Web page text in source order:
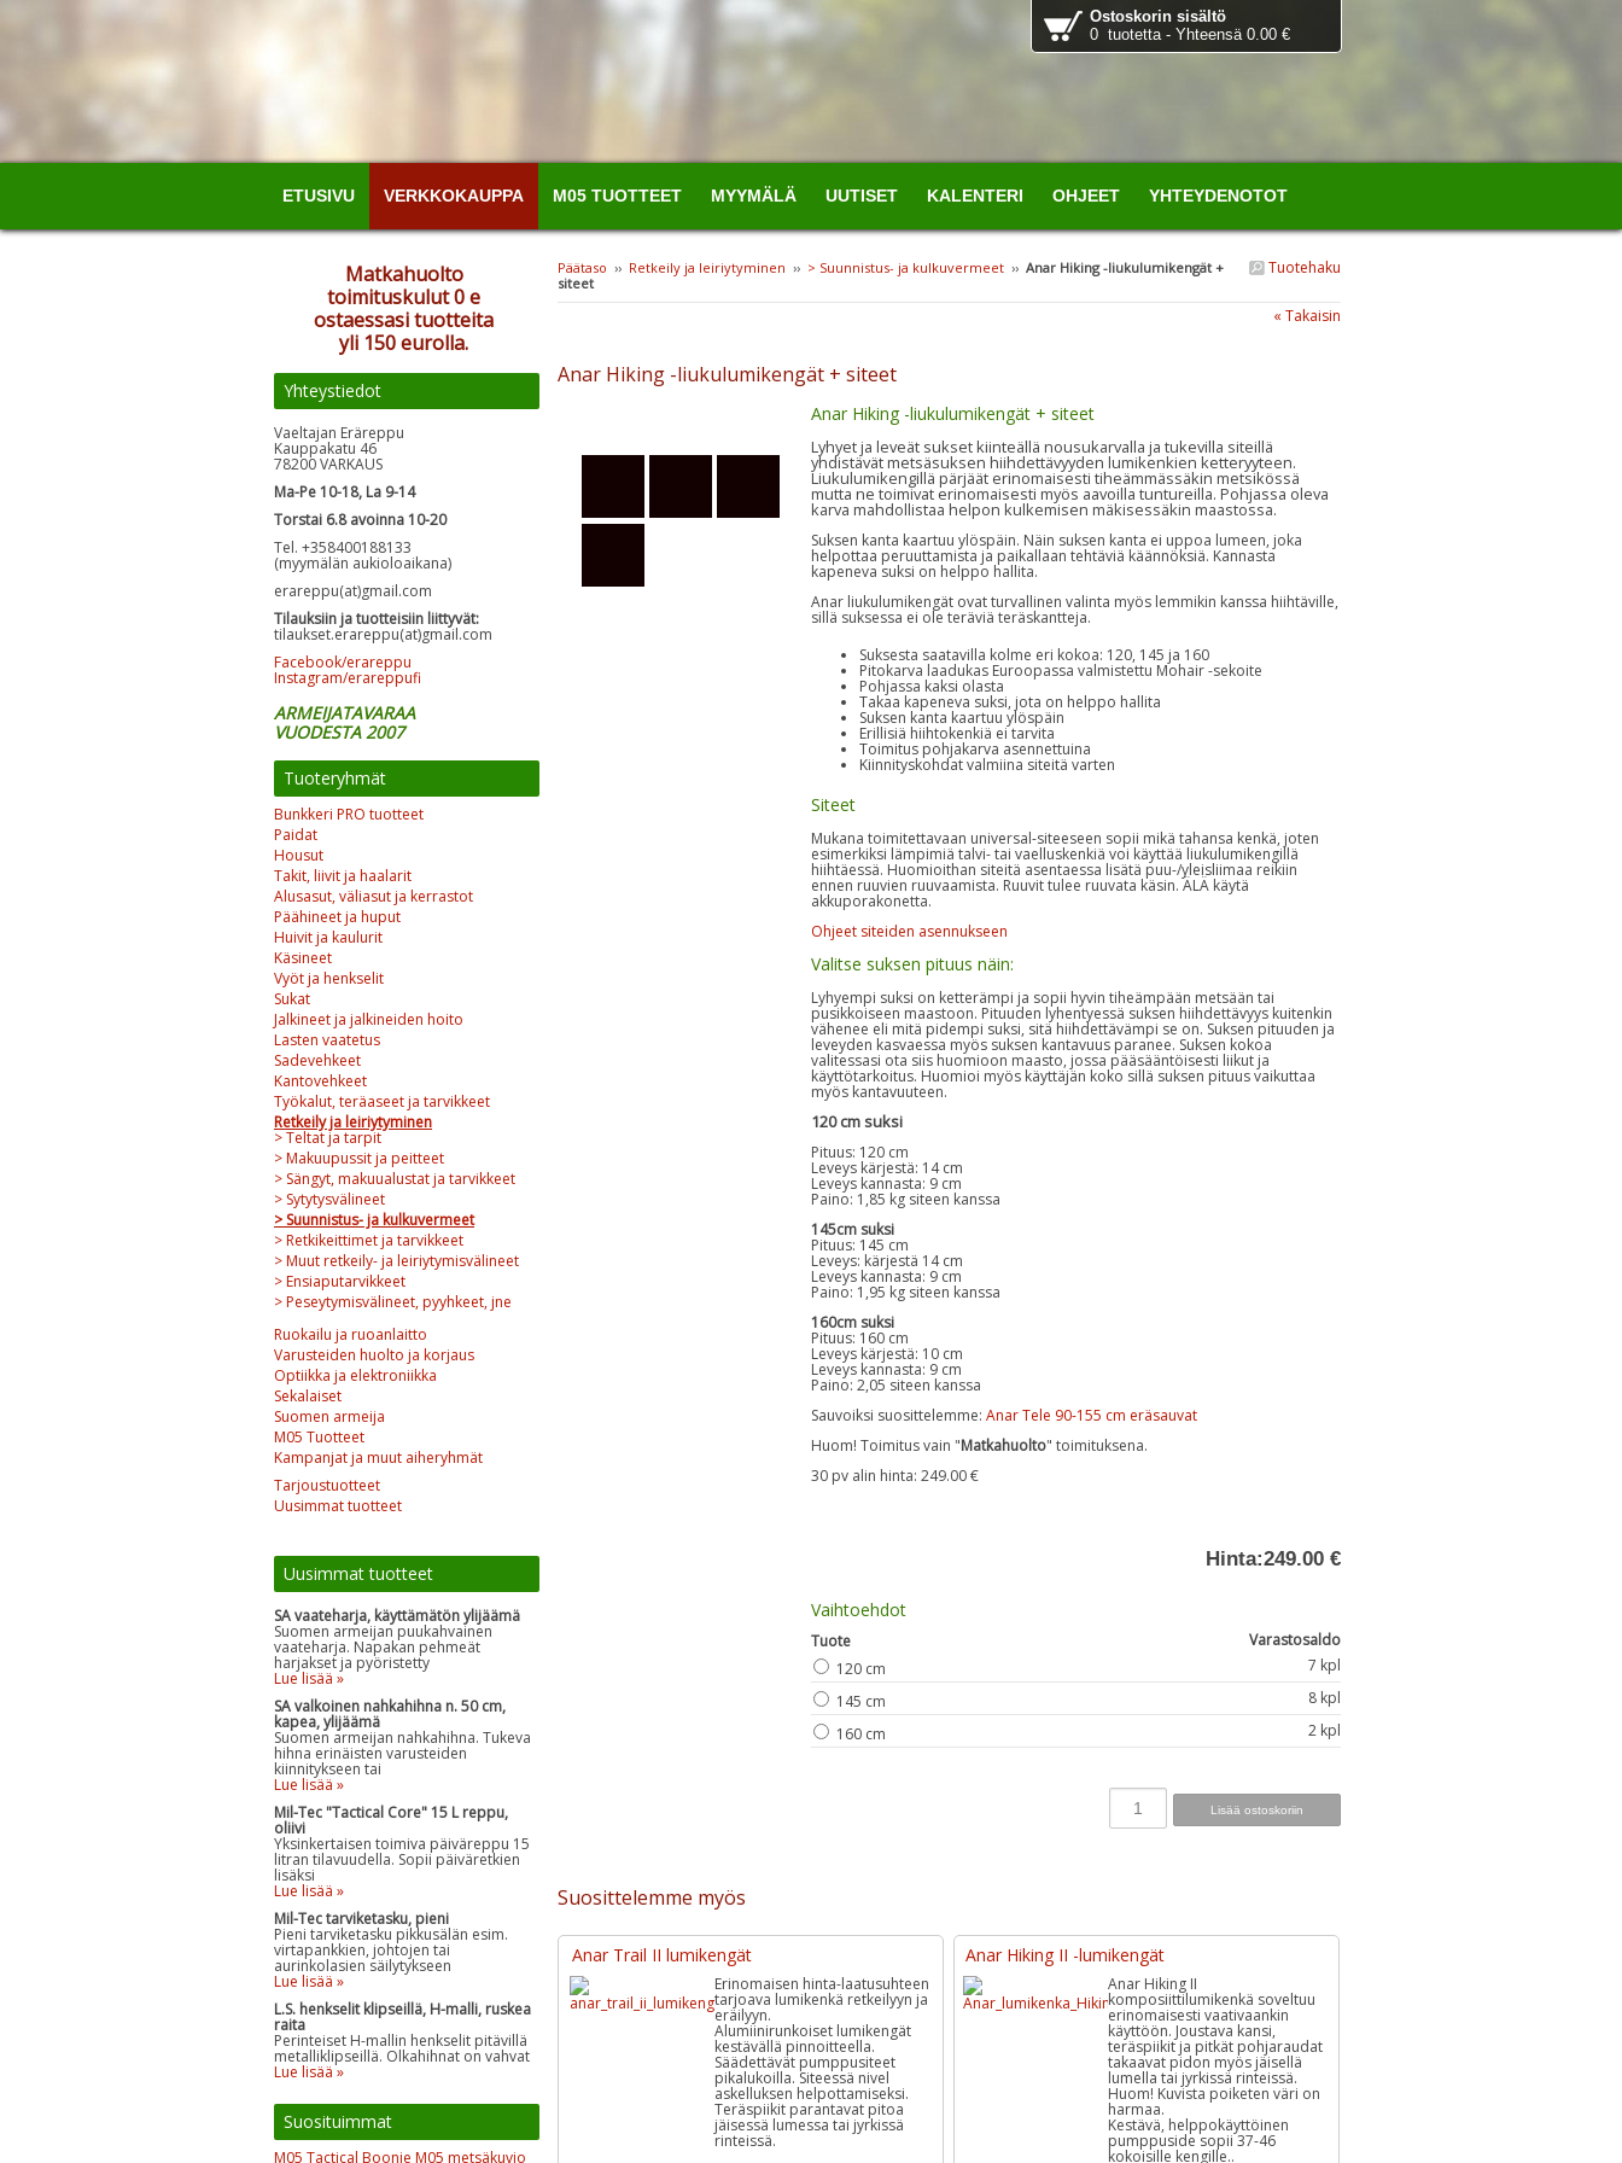
Ostoskorin sisältö
0 tuotetta - Yhteensä 0.00 €
ETUSIVU VERKKOKAUPPA M05 TUOTTEET MYYMÄLÄ UUTISET KALENTERI OHJEET YHTEYDENOTOT
Tuotehaku
Päätaso ›› Retkeily ja leiriytyminen ›› > Suunnistus- ja kulkuvermeet ›› Anar Hiking -liukulumikengät +
siteet
« Takaisin
Anar Hiking -liukulumikengät + siteet
Anar Hiking -liukulumikengät + siteet
Lyhyet ja leveät sukset kiinteällä nousukarvalla ja tukevilla siteillä
yhdistävät metsäsuksen hiihdettävyyden lumikenkien ketteryyteen.
Liukulumikengillä pärjäät erinomaisesti tiheämmässäkin metsikössä
mutta ne toimivat erinomaisesti myös aavoilla tuntureilla. Pohjassa oleva
karva mahdollistaa helpon kulkemisen mäkisessäkin maastossa.
Suksen kanta kaartuu ylöspäin. Näin suksen kanta ei uppoa lumeen, joka
helpottaa peruuttamista ja paikallaan tehtäviä käännöksiä. Kannasta
kapeneva suksi on helppo hallita.
Anar liukulumikengät ovat turvallinen valinta myös lemmikin kanssa hiihtäville,
sillä suksessa ei ole teräviä teräskantteja.
Suksesta saatavilla kolme eri kokoa: 120, 145 ja 160
Pitokarva laadukas Euroopassa valmistettu Mohair -sekoite
Pohjassa kaksi olasta
Takaa kapeneva suksi, jota on helppo hallita
Suksen kanta kaartuu ylöspäin
Erillisiä hiihtokenkiä ei tarvita
Toimitus pohjakarva asennettuina
Kiinnityskohdat valmiina siteitä varten
Siteet
Mukana toimitettavaan universal-siteeseen sopii mikä tahansa kenkä, joten
esimerkiksi lämpimiä talvi- tai vaelluskenkiä voi käyttää liukulumikengillä
hiihtäessä. Huomioithan siteitä asentaessa lisätä puu-/yleisliimaa reikiin
ennen ruuvien ruuvaamista. Ruuvit tulee ruuvata käsin. ÄLÄ käytä
akkuporakonetta.
Ohjeet siteiden asennukseen
Valitse suksen pituus näin:
Lyhyempi suksi on ketterämpi ja sopii hyvin tiheämpään metsään tai
pusikkoiseen maastoon. Pituuden lyhentyessä suksen hiihdettävyys kuitenkin
vähenee eli mitä pidempi suksi, sitä hiihdettävämpi se on. Suksen pituuden ja
leveyden kasvaessa myös suksen kantavuus paranee. Suksen kokoa
valitessasi ota siis huomioon maasto, jossa pääsääntöisesti liikut ja
käyttötarkoitus. Huomioi myös käyttäjän koko sillä suksen pituus vaikuttaa
myös kantavuuteen.
120 cm suksi
Pituus: 120 cm
Leveys kärjestä: 14 cm
Leveys kannasta: 9 cm
Paino: 1,85 kg siteen kanssa
145cm suksi
Pituus: 145 cm
Leveys: kärjestä 14 cm
Leveys kannasta: 9 cm
Paino: 1,95 kg siteen kanssa
160cm suksi
Pituus: 160 cm
Leveys kärjestä: 10 cm
Leveys kannasta: 9 cm
Paino: 2,05 siteen kanssa
Sauvoiksi suosittelemme: Anar Tele 90-155 cm eräsauvat
Huom! Toimitus vain "Matkahuolto" toimituksena.
30 pv alin hinta: 249.00 €
Hinta:249.00 €
Vaihtoehdot
Tuote
Varastosaldo
120 cm
7 kpl
145 cm
8 kpl
160 cm
2 kpl
Suosittelemme myös
Anar Trail II lumikengät
Erinomaisen hinta-laatusuhteen
tarjoava lumikenkä retkeilyyn ja
eräilyyn.
Alumiinirunkoiset lumikengät
kestävällä pinnoitteella.
Säädettävät pumppusiteet
pikalukoilla. Siteessä nivel
askelluksen helpottamiseksi.
Teräspiikit parantavat pitoa
jäisessä lumessa tai jyrkissä
rinteissä.
Anar Hiking II -lumikengät
Anar Hiking II
komposiittilumikenkä soveltuu
erinomaisesti vaativaankin
käyttöön. Joustava kansi,
teräspiikit ja pitkät pohjaraudat
takaavat pidon myös jäisellä
lumella tai jyrkissä rinteissä.
Huom! Kuvista poiketen väri on
harmaa.
Kestävä, helppokäyttöinen
pumppuside sopii 37-46
kokoisille kengille..
Matkahuolto
toimituskulut 0 e
ostaessasi tuotteita
yli 150 eurolla.
Yhteystiedot
Vaeltajan Eräreppu
Kauppakatu 46
78200 VARKAUS
Ma-Pe 10-18, La 9-14
Torstai 6.8 avoinna 10-20
Tel. +358400188133
(myymälän aukioloaikana)
erareppu(at)gmail.com
Tilauksiin ja tuotteisiin liittyvät:
tilaukset.erareppu(at)gmail.com
Facebook/erareppu
Instagram/erareppufi
ARMEIJATAVARAA
VUODESTA 2007
Tuoteryhmät
Bunkkeri PRO tuotteet
Paidat
Housut
Takit, liivit ja haalarit
Alusasut, väliasut ja kerrastot
Päähineet ja huput
Huivit ja kaulurit
Käsineet
Vyöt ja henkselit
Sukat
Jalkineet ja jalkineiden hoito
Lasten vaatetus
Sadevehkeet
Kantovehkeet
Työkalut, teräaseet ja tarvikkeet
Retkeily ja leiriytyminen
> Teltat ja tarpit
> Makuupussit ja peitteet
> Sängyt, makuualustat ja tarvikkeet
> Sytytysvälineet
> Suunnistus- ja kulkuvermeet
> Retkikeittimet ja tarvikkeet
> Muut retkeily- ja leiriytymisvälineet
> Ensiaputarvikkeet
> Peseytymisvälineet, pyyhkeet, jne
Ruokailu ja ruoanlaitto
Varusteiden huolto ja korjaus
Optiikka ja elektroniikka
Sekalaiset
Suomen armeija
M05 Tuotteet
Kampanjat ja muut aiheryhmät
Tarjoustuotteet
Uusimmat tuotteet
Uusimmat tuotteet
SA vaateharja, käyttämätön ylijäämä
Suomen armeijan puukahvainen
vaateharja. Napakan pehmeät
harjakset ja pyöristetty
Lue lisää »
SA valkoinen nahkahihna n. 50 cm,
kapea, ylijäämä
Suomen armeijan nahkahihna. Tukeva
hihna erinäisten varusteiden
kiinnitykseen tai
Lue lisää »
Mil-Tec "Tactical Core" 15 L reppu,
oliivi
Yksinkertaisen toimiva päiväreppu 15
litran tilavuudella. Sopii päiväretkien
lisäksi
Lue lisää »
Mil-Tec tarviketasku, pieni
Pieni tarviketasku pikkusälän esim.
virtapankkien, johtojen tai
aurinkolasien säilytykseen
Lue lisää »
L.S. henkselit klipseillä, H-malli, ruskea
raita
Perinteiset H-mallin henkselit pitävillä
metalliklipseillä. Olkahihnat on vahvat
Lue lisää »
Suosituimmat
M05 Tactical Boonie M05 metsäkuvio